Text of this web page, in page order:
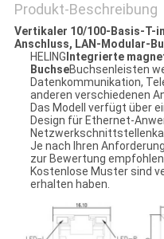
Produkt-Beschreibung
Vertikaler 10/100-Basis-T-
Anschluss, LAN-Modular-
HELING Integrierte
BuchseBuchsenleisten
Datenkommunikation,
anderen verschiedenen
Das Modell verfügt über
Design für Ethernet-
Je nach Ihren
zur Bewertung empfohlen
Kostenlose Muster sind
erhalten haben.